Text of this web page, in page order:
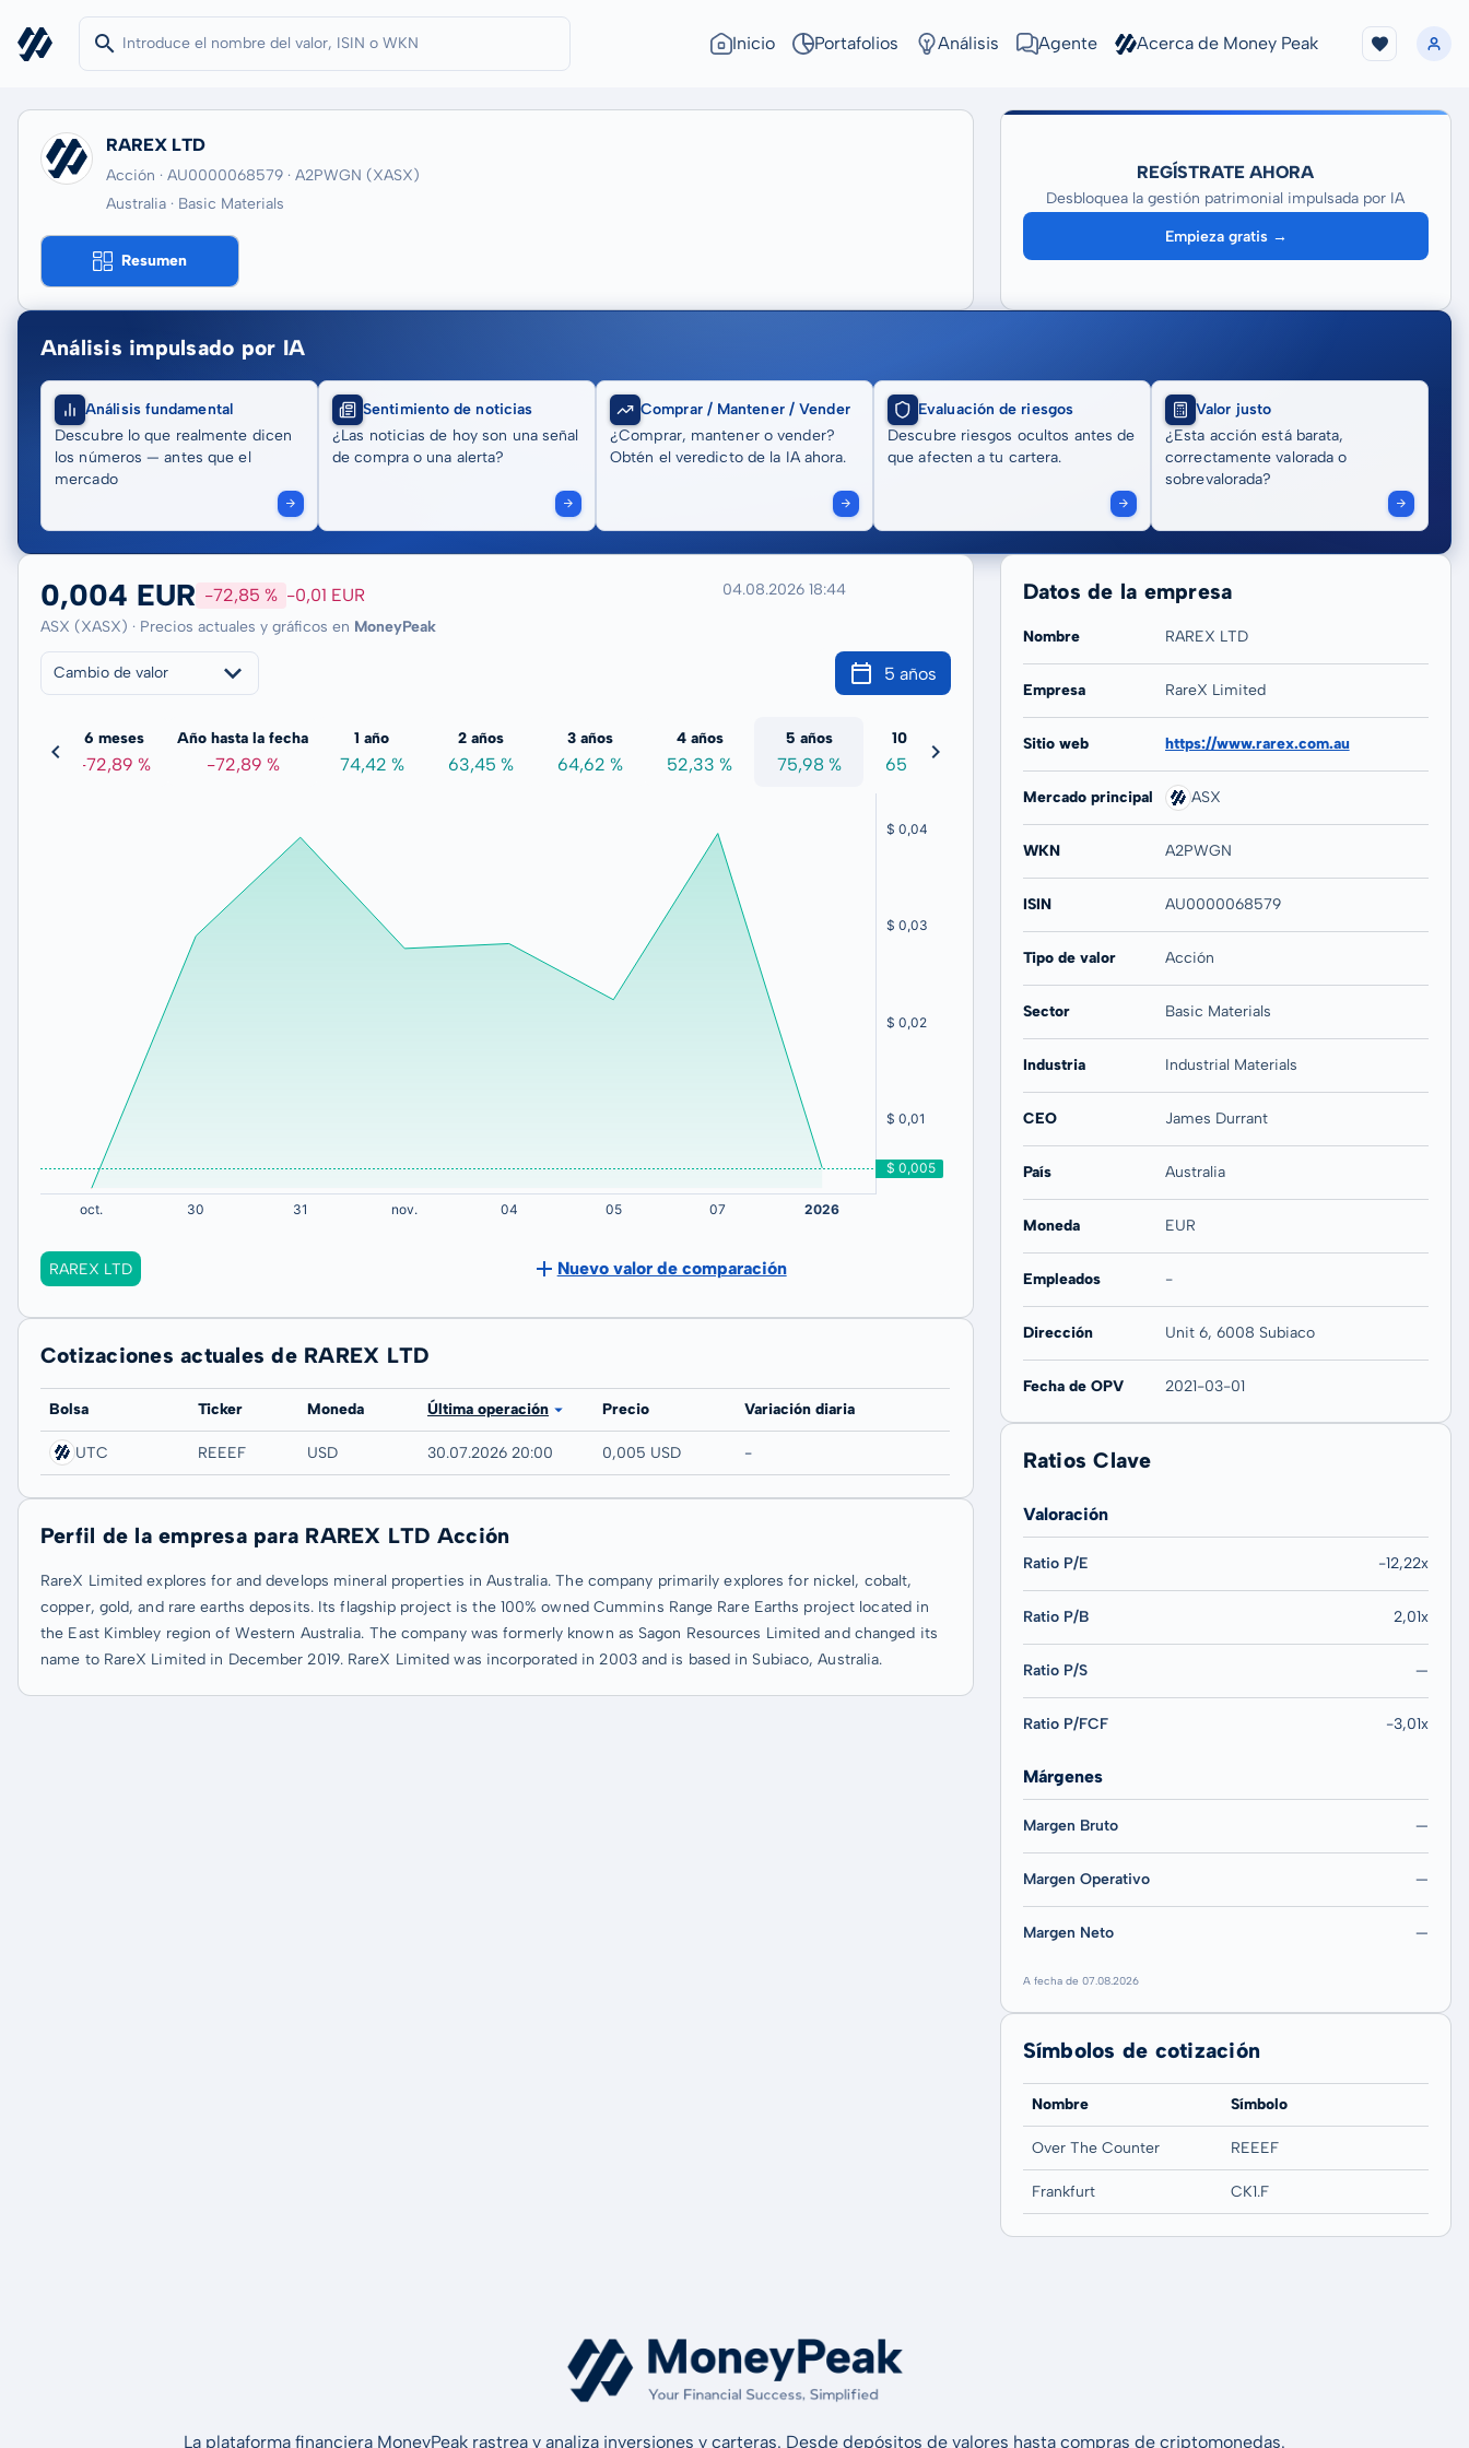
Inicio Portafolios Análisis Agente Acerca de Money Peak
RAREX LTD
Acción · AU0000068579 · A2PWGN (XASX)
Australia · Basic Materials
Resumen
REGÍSTRATE AHORA
Desbloquea la gestión patrimonial impulsada por IA
Empieza gratis →
Análisis impulsado por IA
Análisis fundamental
Descubre lo que realmente dicen
los números — antes que el
mercado
Sentimiento de noticias
¿Las noticias de hoy son una señal
de compra o una alerta?
Comprar / Mantener / Vender
¿Comprar, mantener o vender?
Obtén el veredicto de la IA ahora.
Evaluación de riesgos
Descubre riesgos ocultos antes de
que afecten a tu cartera.
Valor justo
¿Esta acción está barata,
correctamente valorada o
sobrevalorada?
0,004 EUR -72,85 % -0,01 EUR
ASX (XASX) · Precios actuales y gráficos en MoneyPeak
04.08.2026 18:44
Cambio de valor 5 años
6 meses
-72,89 %
Año hasta la fecha
-72,89 %
1 año
74,42 %
2 años
63,45 %
3 años
64,62 %
4 años
52,33 %
5 años
75,98 %
10 años
65,84 %
20 años
RAREX LTD Nuevo valor de comparación
Cotizaciones actuales de RAREX LTD
Bolsa Ticker Moneda Última operación Precio Variación diaria
UTC REEEF USD 30.07.2026 20:00 0,005 USD -
Perfil de la empresa para RAREX LTD Acción
RareX Limited explores for and develops mineral properties in Australia. The company primarily explores for nickel, cobalt,
copper, gold, and rare earths deposits. Its flagship project is the 100% owned Cummins Range Rare Earths project located in
the East Kimbley region of Western Australia. The company was formerly known as Sagon Resources Limited and changed its
name to RareX Limited in December 2019. RareX Limited was incorporated in 2003 and is based in Subiaco, Australia.
Datos de la empresa
Nombre RAREX LTD
Empresa RareX Limited
Sitio web https://www.rarex.com.au
Mercado principal ASX
WKN A2PWGN
ISIN AU0000068579
Tipo de valor Acción
Sector Basic Materials
Industria Industrial Materials
CEO James Durrant
País Australia
Moneda EUR
Empleados -
Dirección Unit 6, 6008 Subiaco
Fecha de OPV 2021-03-01
Ratios Clave
Valoración
Ratio P/E -12,22x
Ratio P/B 2,01x
Ratio P/S —
Ratio P/FCF -3,01x
Márgenes
Margen Bruto —
Margen Operativo —
Margen Neto —
A fecha de 07.08.2026
Símbolos de cotización
Nombre Símbolo
Over The Counter REEEF
Frankfurt CK1.F
La plataforma financiera MoneyPeak rastrea y analiza inversiones y carteras. Desde depósitos de valores hasta compras de criptomonedas.